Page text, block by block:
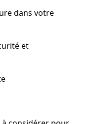
dans votre
et